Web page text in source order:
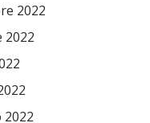
2022
2022